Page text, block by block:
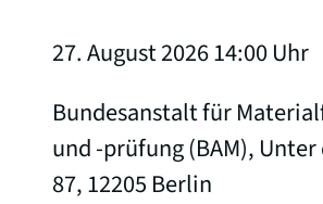
27. August 2026 14:00Uhr
Bundesanstalt für
und -prüfung (BAM), Unter
87, 12205 Berlin